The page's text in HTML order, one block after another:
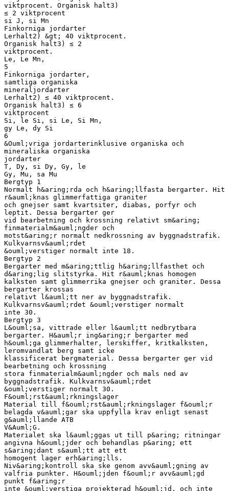
viktprocent. Organisk halt3)
≤ 2 viktprocent
si J, si Mn
Finkorniga jordarter
Lerhalt2) &gt; 40 viktprocent.
Organisk halt3) ≤ 2
viktprocent.
Le, Le Mn,
5
Finkorniga jordarter,
samtliga organiska
mineraljordarter
Lerhalt2) ≤ 40 viktprocent.
Organisk halt3) ≤ 6
viktprocent
Si, le Si, si Le, Si Mn,
gy Le, dy Si
6
&Ouml;vriga jordarterinklusive organiska och
mineraliska organiska
jordarter
T, Dy, si Dy, Gy, le
Gy, Mu, sa Mu
Bergtyp 1
Normalt h&aring;rda och h&aring;llfasta bergarter. Hit
r&auml;knas glimmerfattiga graniter
och gnejser samt kvartsiter, diabas, porfyr och
leptit. Dessa bergarter ger
vid bearbetning och krossning relativt sm&aring;
finmaterialm&auml;ngder och
motst&aring;r normalt nedkrossning av byggnadstrafik.
Kulkvarnsv&auml;rdet
&ouml;verstiger normalt inte 18.
Bergtyp 2
Bergarter med m&aring;ttlig h&aring;llfasthet och
d&aring;lig slitstyrka. Hit r&auml;knas homogen
kalksten samt glimmerrika gnejser och graniter. Dessa
bergarter krossas
relativt l&auml;tt ner av byggnadstrafik.
Kulkvarnsv&auml;rdet &ouml;verstiger normalt
inte 30.
Bergtyp 3
L&ouml;sa, vittrade eller l&auml;tt nedbrytbara
bergarter. H&auml;r ing&aring;r bergarter med
h&ouml;ga glimmerhalter, lerskiffer, kritkalksten,
leromvandlat berg samt icke
klassificerat bergmaterial. Dessa bergarter ger vid
bearbetning och krossning
stora finmaterialm&auml;ngder och mals ned av
byggnadstrafik. Kulkvarnsv&auml;rdet
&ouml;verstiger normalt 30.
F&ouml;rst&auml;rkningslager
Material till f&ouml;rst&auml;rkningslager f&ouml;r
belagda v&auml;gar ska uppfylla krav enligt senast
g&auml;llande ATB
V&Auml;G.
Materialet ska l&auml;ggas ut till p&aring; ritningar
angivna h&ouml;jder och behandlas p&aring; ett
s&aring;dant s&auml;tt att ett
homogent lager erh&aring;lls.
Niv&aring;kontroll ska ske genom avv&auml;gning av
valfria punkter. H&ouml;jden f&ouml;r avv&auml;gd
punkt f&aring;r
inte &ouml;verstiga projekterad h&ouml;jd, och inte